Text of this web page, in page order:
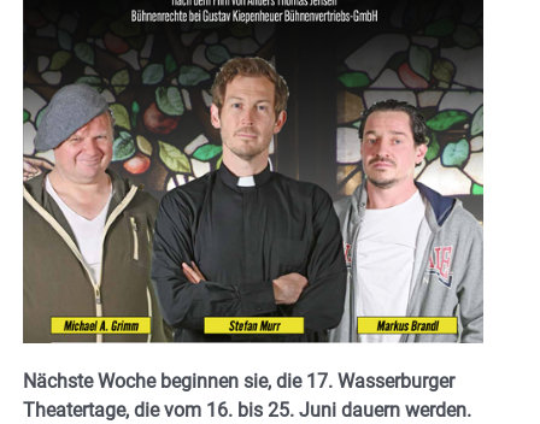
Nächste Woche beginnen sie, die 17. Wasserburger
Theatertage, die vom 16. bis 25. Juni dauern werden.